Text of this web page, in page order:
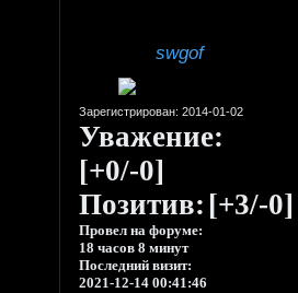
swgof
Зарегистрирован: 2014-01-02
Уважение:
[+0/-0]
Позитив: [+3/-0]
Провел на форуме:
18 часов 8 минут
Последний визит:
2021-12-14 00:41:46